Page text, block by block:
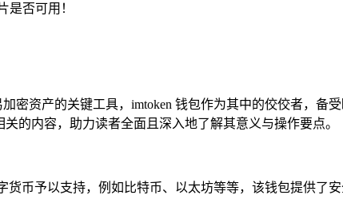
是否可用！
密资产的关键工具，imtoken 钱包作为其中的佼佼者，备
的内容，助力读者全面且深入地了解其意义与操作要点。
货币予以支持，例如比特币、以太坊等等，该钱包提供了